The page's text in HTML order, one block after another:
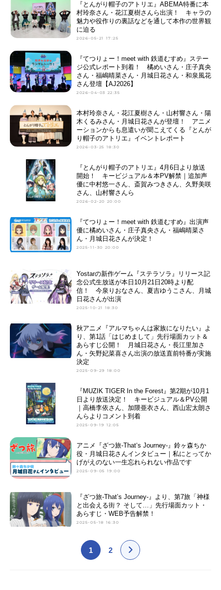
『とんがり帽子のアトリエ』ABEMA特番に本
村玲奈さん・花江夏樹さんら出演！ キャラの
魅力や役作りの裏話などを通して本作の世界観
に迫る
2026-05-21 17:25
『てつりょー！meet with 鉄道むすめ』ステー
ジ公式レポート到着！ 橘めいさん・庄子真央
さん・福嶋晴菜さん・月城日花さん・和泉風花
さん登壇【AJ2026】
2026-04-03 22:35
本村玲奈さん・花江夏樹さん・山村響さん・陽
木くるみさん・月城日花さんが登壇！ アニメ
ーションからも息遣いが聞こえてくる『とんが
り帽子のアトリエ』イベントレポート
2026-03-25 18:30
『とんがり帽子のアトリエ』4月6日より放送
開始！ キービジュアル＆本PV解禁｜追加声
優に中村悠一さん、斎賀みつきさん、久野美咲
さん、山村響さんら
2026-02-20 20:00
『てつりょー！meet with 鉄道むすめ』出演声
優に橘めいさん・庄子真央さん・福嶋晴菜さ
ん・月城日花さんが決定！
2025-11-30 20:00
Yostarの新作ゲーム『ステラソラ』リリース記
念公式生放送が本日10月21日20時より配
信！ 今泉りおなさん、夏吉ゆうこさん、月城
日花さんが出演
2025-10-21 18:30
秋アニメ『アルマちゃんは家族になりたい』よ
り、第1話「はじめまして」先行場面カット＆
あらすじ公開！ 月城日花さん・長江里加さ
ん・矢野妃菜喜さん出演の放送直前特番が実施
決定
2025-09-29 18:00
『MUZIK TIGER In the Forest』第2期が10月1
日より放送決定！ キービジュアル＆PV公開
｜高橋李依さん、加隈亜衣さん、西山宏太朗さ
んらよりコメント到着
2025-09-19 12:05
アニメ『ざつ旅-That‘s Journey-』鈴ヶ森ちか
役・月城日花さんインタビュー｜私にとってか
げがえのない一生忘れられない作品です
2025-09-05 19:00
『ざつ旅-That’s Journey-』より、第7旅「神様
と出会える街？ そして…」先行場面カット・
あらすじ・WEB予告解禁！
2025-05-18 16:30
1 2